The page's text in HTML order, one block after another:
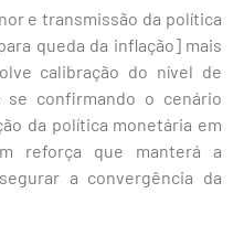
e transmissão da política
queda da inflação] mais
calibração do nível de
confirmando o cenário
da política monetária em
reforça que manterá a
a convergência da